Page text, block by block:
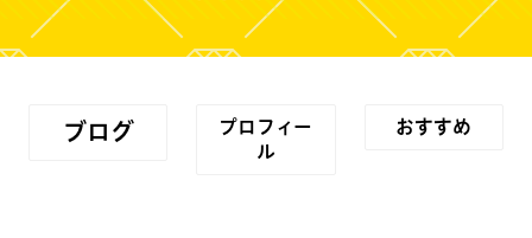
ブログ
プロフィー
ル
おすすめ